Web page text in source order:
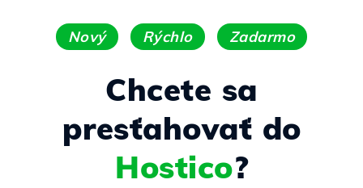
Nový Rýchlo Zadarmo
Chcete sa
presťahovať do
Hostico?